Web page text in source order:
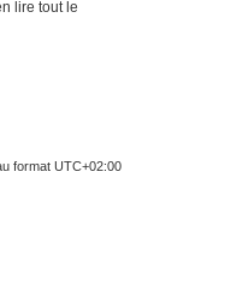
lire tout le
format UTC+02:00